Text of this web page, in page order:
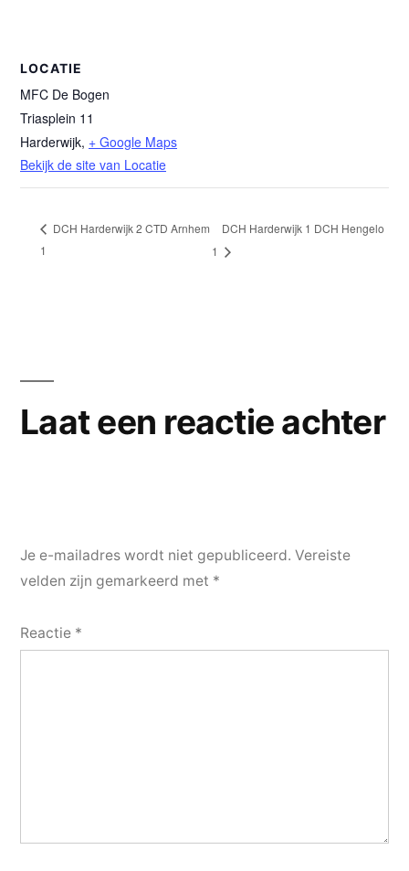
LOCATIE
MFC De Bogen
Triasplein 11
Harderwijk, + Google Maps
Bekijk de site van Locatie
DCH Harderwijk 2 CTD Arnhem
1
DCH Harderwijk 1 DCH Hengelo
1
Laat een reactie achter
Je e-mailadres wordt niet gepubliceerd. Vereiste
velden zijn gemarkeerd met *
Reactie *